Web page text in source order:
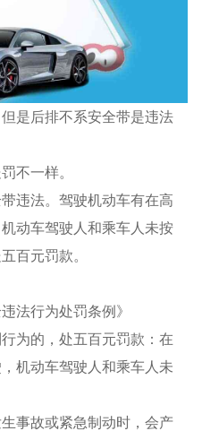
是后排不系安全带是违法
不一样。
违法。驾驶机动车有在高
动车驾驶人和乘车人未按
百元罚款。
法行为处罚条例》
为的，处五百元罚款：在
机动车驾驶人和乘车人未
事故或紧急制动时，会产